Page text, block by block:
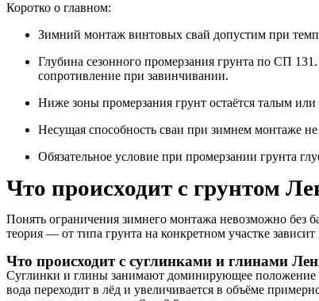
Коротко о главном:
Зимний монтаж винтовых свай допустим при
Глубина сезонного промерзания грунта по СП
сопротивление при завинчивании.
Ниже зоны промерзания грунт остаётся талым
Несущая способность сваи при зимнем монтаже не
Обязательное условие при промерзании грунта
Что происходит с грунтом
Понять ограничения зимнего монтажа невозможно без
теория — от типа грунта на конкретном участке зависит
Что происходит с суглинками и глинами
Суглинки и глины занимают доминирующее положение
вода переходит в лёд и увеличивается в объёме